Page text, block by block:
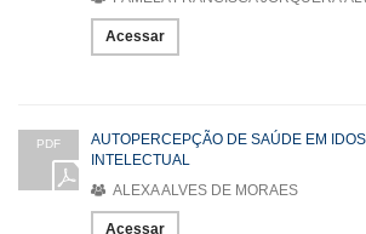
Acessar
PDF
AUTOPERCEPÇÃO DE SAÚDE EM
INTELECTUAL
ALEXA ALVES DE MORAES
Acessar